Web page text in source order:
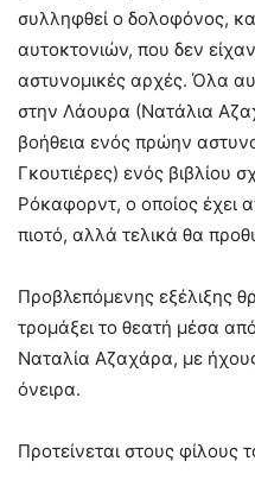
συλληφθεί ο δολοφόνος,
αυτοκτονιών, που δεν
αστυνομικές αρχές. Όλα
στην Λάουρα (Νατάλια
βοήθεια ενός πρώην
Γκουτιέρες) ενός βιβλίου
Ρόκαφορντ, ο οποίος έχει
πιοτό, αλλά τελικά θα
Προβλεπόμενης εξέλιξης
τρομάξει το θεατή μέσα
Ναταλία Αζαχάρα, με
όνειρα.
Προτείνεται στους φίλους